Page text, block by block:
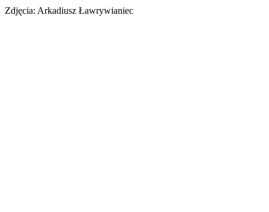
Zdjęcia: Arkadiusz Ławrywianiec